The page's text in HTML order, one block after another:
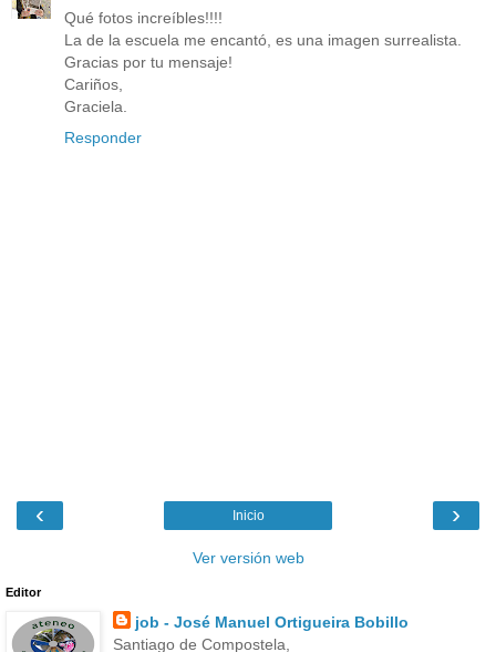
Qué fotos increíbles!!!!
La de la escuela me encantó, es una imagen surrealista.
Gracias por tu mensaje!
Cariños,
Graciela.
Responder
‹ ›
Inicio
Ver versión web
Editor
job - José Manuel Ortigueira Bobillo
Santiago de Compostela,